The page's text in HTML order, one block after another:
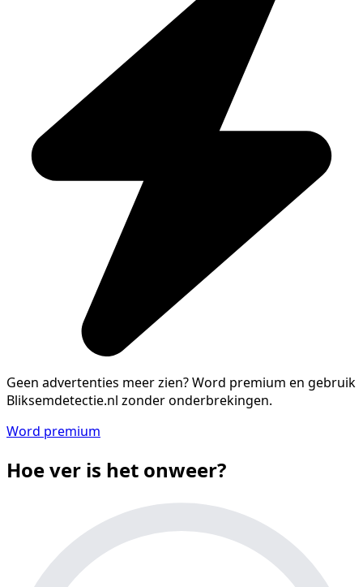
Geen advertenties meer zien?Word premium en gebruik
Bliksemdetectie.nl zonder onderbrekingen.
Word premium
Hoe ver is het onweer?